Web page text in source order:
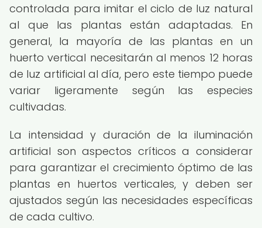
controlada para imitar el ciclo de luz natural
al que las plantas están adaptadas. En
general, la mayoría de las plantas en un
huerto vertical necesitarán al menos 12 horas
de luz artificial al día, pero este tiempo puede
variar ligeramente según las especies
cultivadas.
La intensidad y duración de la iluminación
artificial son aspectos críticos a considerar
para garantizar el crecimiento óptimo de las
plantas en huertos verticales, y deben ser
ajustados según las necesidades específicas
de cada cultivo.